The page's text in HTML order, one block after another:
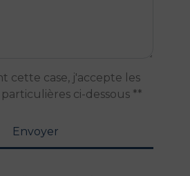
cette case, j'accepte les
ci-dessous **
Envoyer